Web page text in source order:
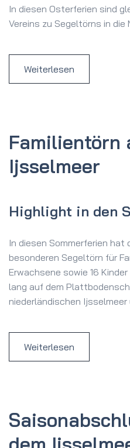
In diesen Osterferien sind
Vereins zu Segeltörns in die
Weiterlesen
Familientörn
Ijsselmeer
Highlight in den
In diesen Sommerferien hat
besonderen Segeltörn für
Erwachsene sowie 16
lang auf dem
niederländischen
Weiterlesen